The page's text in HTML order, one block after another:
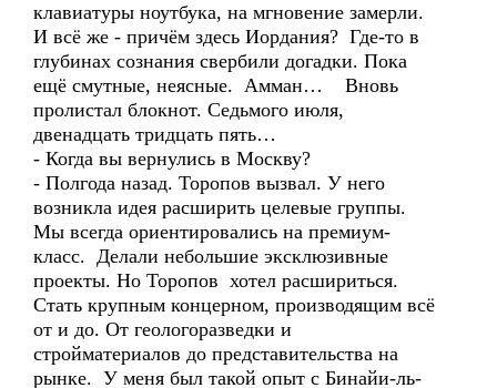
клавиатуры ноутбука, на мгновение замерли.
И всё же - причём здесь Иордания? Где-то в
глубинах сознания свербили догадки. Пока
ещё смутные, неясные. Амман… Вновь
пролистал блокнот. Седьмого июля,
двенадцать тридцать пять…
- Когда вы вернулись в Москву?
- Полгода назад. Торопов вызвал. У него
возникла идея расширить целевые группы.
Мы всегда ориентировались на премиум-
класс. Делали небольшие эксклюзивные
проекты. Но Торопов хотел расшириться.
Стать крупным концерном, производящим всё
от и до. От геологоразведки и
стройматериалов до представительства на
рынке. У меня был такой опыт с Бинайи-ль-